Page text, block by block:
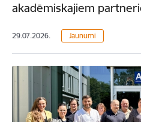
akadēmiskajiem
29.07.2026. Jaunumi